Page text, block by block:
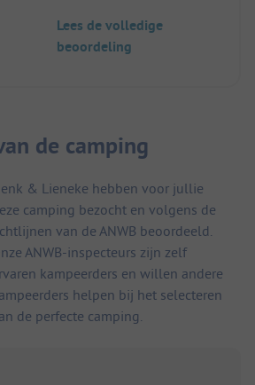
Lees de volledige
beoordeling
de camping
& Lieneke hebben voor jullie
camping bezocht en volgens de
van de ANWB beoordeeld.
ANWB-inspecteurs zijn zelf
kampeerders en willen andere
helpen bij het selecteren
de perfecte camping.